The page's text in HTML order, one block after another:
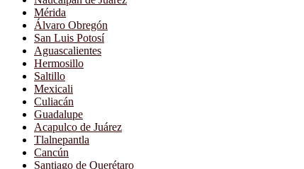
Mérida
Álvaro Obregón
San Luis Potosí
Aguascalientes
Hermosillo
Saltillo
Mexicali
Culiacán
Guadalupe
Acapulco de Juárez
Tlalnepantla
Cancún
Santiago de Querétaro